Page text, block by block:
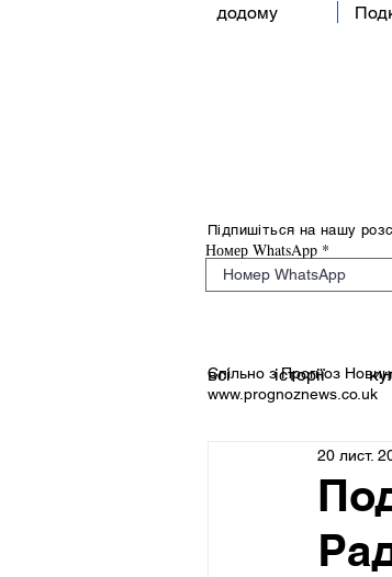
додому
Підпишіться на нашу
Номер WhatsApp
Спільно з Прогноз
www.prognoznews.co.uk
всі історії
20 лист.